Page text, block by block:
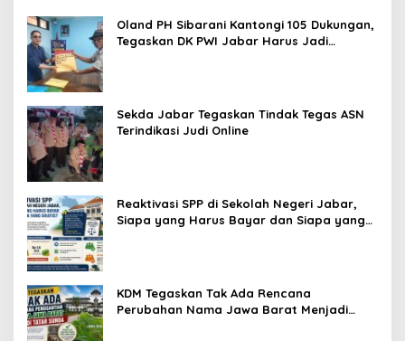
Oland PH Sibarani Kantongi 105 Dukungan,
Tegaskan DK PWI Jabar Harus Jadi
Sekda Jabar Tegaskan Tindak Tegas ASN
Terindikasi Judi Online
Reaktivasi SPP di Sekolah Negeri Jabar,
Siapa yang Harus Bayar dan Siapa yang
KDM Tegaskan Tak Ada Rencana
Perubahan Nama Jawa Barat Menjadi